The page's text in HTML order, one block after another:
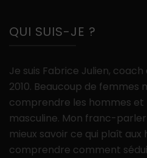
QUI SUIS-JE ?
Je suis Fabrice Julien,
2010. Beaucoup de femmes
comprendre les hommes et
masculine. Mon franc-
mieux savoir ce qui plaît aux
comprendre comment